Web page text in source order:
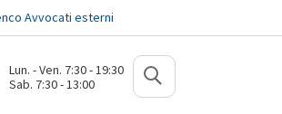
Avvocati esterni
Lun. - Ven. 7:30 - 19:30
Sab. 7:30 - 13:00